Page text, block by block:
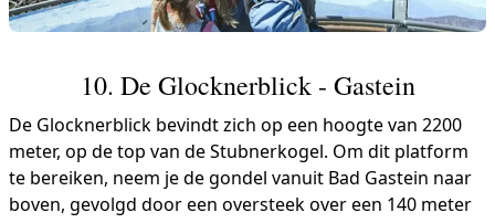
10. De Glocknerblick - Gastein
De Glocknerblick bevindt zich op een hoogte van 2200
meter, op de top van de Stubnerkogel. Om dit platform
te bereiken, neem je de gondel vanuit Bad Gastein naar
boven, gevolgd door een oversteek over een 140 meter